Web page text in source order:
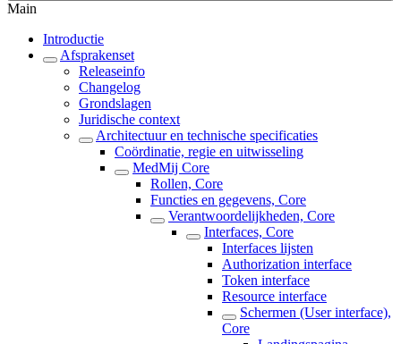
Main
Introductie
Afsprakenset
Releaseinfo
Changelog
Grondslagen
Juridische context
Architectuur en technische specificaties
Coördinatie, regie en uitwisseling
MedMij Core
Rollen, Core
Functies en gegevens, Core
Verantwoordelijkheden, Core
Interfaces, Core
Interfaces lijsten
Authorization interface
Token interface
Resource interface
Schermen (User interface),
Core